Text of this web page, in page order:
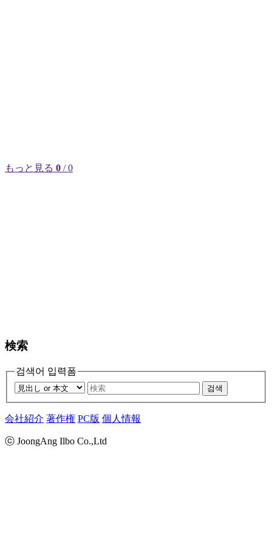
もっと見る 0 / 0
検索
검색어 입력폼
검색
会社紹介 著作権 PC版 個人情報
ⓒ JoongAng Ilbo Co.,Ltd